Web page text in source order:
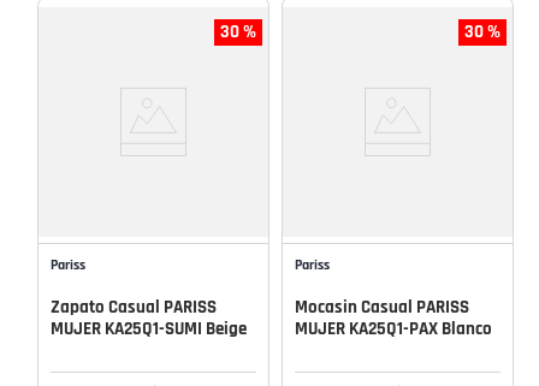
30 %
Pariss
Zapato Casual PARISS
MUJER KA25Q1-SUMI Beige
30 %
Pariss
Mocasin Casual PARISS
MUJER KA25Q1-PAX Blanco